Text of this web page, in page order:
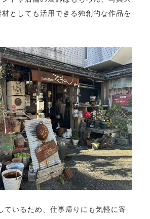
としても活用できる独創的な作品を
ているため、仕事帰りにも気軽に寄